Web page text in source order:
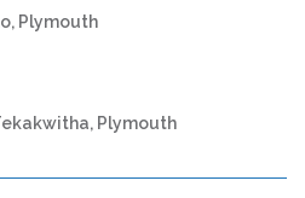
Plymouth
Plymouth